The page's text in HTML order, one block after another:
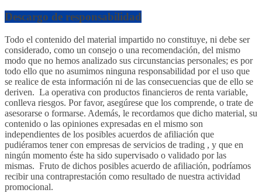
Descargo de responsabilidad
Todo el contenido del material impartido no constituye, ni debe ser
considerado, como un consejo o una recomendación, del mismo
modo que no hemos analizado sus circunstancias personales; es por
todo ello que no asumimos ninguna responsabilidad por el uso que
se realice de esta información ni de las consecuencias que de ello se
deriven. La operativa con productos financieros de renta variable,
conlleva riesgos. Por favor, asegúrese que los comprende, o trate de
asesorarse o formarse. Además, le recordamos que dicho material, su
contenido o las opiniones expresadas en el mismo son
independientes de los posibles acuerdos de afiliación que
pudiéramos tener con empresas de servicios de trading , y que en
ningún momento éste ha sido supervisado o validado por las
mismas. Fruto de dichos posibles acuerdo de afiliación, podríamos
recibir una contraprestación como resultado de nuestra actividad
promocional.